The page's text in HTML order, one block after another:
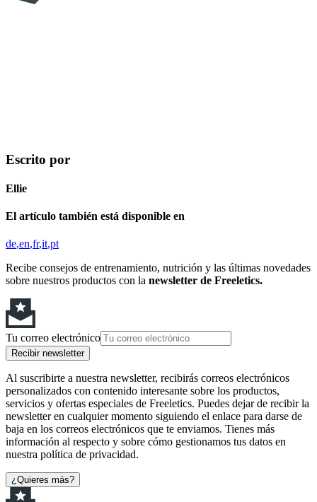
Escrito por
Ellie
El artículo también está disponible en
de en fr it pt
Recibe consejos de entrenamiento, nutrición y las últimas novedades
sobre nuestros productos con la newsletter de Freeletics.
Tu correo electrónico
Recibir newsletter
Al suscribirte a nuestra newsletter, recibirás correos electrónicos
personalizados con contenido interesante sobre los productos,
servicios y ofertas especiales de Freeletics. Puedes dejar de recibir la
newsletter en cualquier momento siguiendo el enlace para darse de
baja en los correos electrónicos que te enviamos. Tienes más
información al respecto y sobre cómo gestionamos tus datos en
nuestra política de privacidad.
¿Quieres más?